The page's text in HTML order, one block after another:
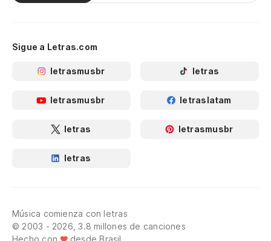
Sigue a Letras.com
letrasmusbr letras
letrasmusbr letraslatam
letras letrasmusbr
letras
Música comienza con letras
© 2003 - 2026, 3.8 millones de canciones